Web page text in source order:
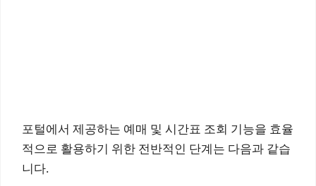
포털에서 제공하는 예매 및 시간표 조회 기능을 효율
적으로 활용하기 위한 전반적인 단계는 다음과 같습
니다.